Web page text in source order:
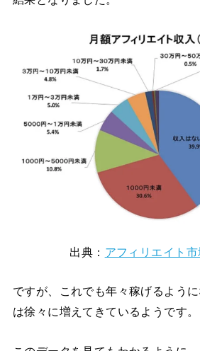
出典： アフィリエイト
ですが、これでも年々稼げるよう
は徐々に増えてきているようです。